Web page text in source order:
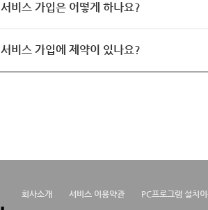
서비스 가입은 어떻게 하나요?
서비스 가입에 제약이 있나요?
회사소개 서비스 이용약관 PC프로그램 설치